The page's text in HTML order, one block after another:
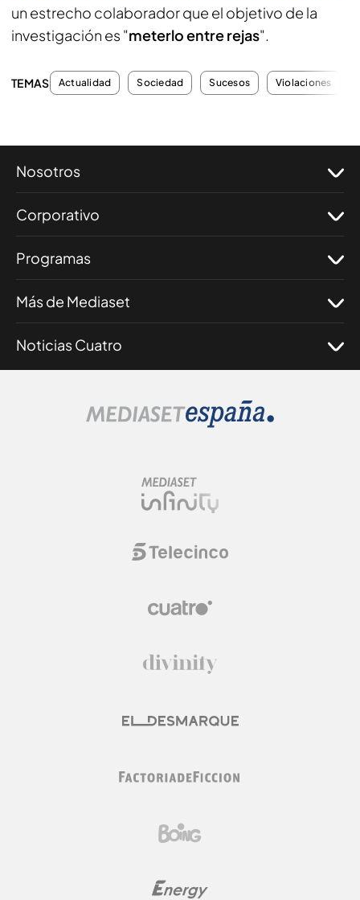
un estrecho colaborador que el objetivo de la
investigación es "meterlo entre rejas".
TEMAS Actualidad Sociedad Sucesos Violaciones
Nosotros
Corporativo
Programas
Más de Mediaset
Noticias Cuatro